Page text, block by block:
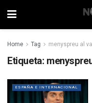
Home Tag menyspreu al
Etiqueta:
ESPAÑA E INTERNACIONAL